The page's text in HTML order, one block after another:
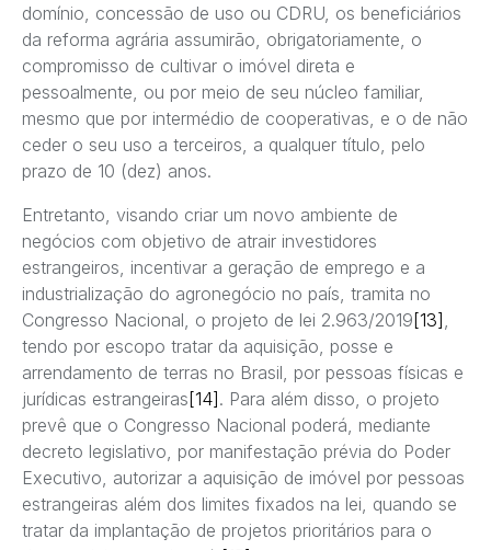
domínio, concessão de uso ou CDRU, os beneficiários
da reforma agrária assumirão, obrigatoriamente, o
compromisso de cultivar o imóvel direta e
pessoalmente, ou por meio de seu núcleo familiar,
mesmo que por intermédio de cooperativas, e o de não
ceder o seu uso a terceiros, a qualquer título, pelo
prazo de 10 (dez) anos.
Entretanto, visando criar um novo ambiente de
negócios com objetivo de atrair investidores
estrangeiros, incentivar a geração de emprego e a
industrialização do agronegócio no país, tramita no
Congresso Nacional, o projeto de lei 2.963/2019[13]
tendo por escopo tratar da aquisição, posse e
arrendamento de terras no Brasil, por pessoas físicas e
jurídicas estrangeiras[14]. Para além disso, o projeto
prevê que o Congresso Nacional poderá, mediante
decreto legislativo, por manifestação prévia do Poder
Executivo, autorizar a aquisição de imóvel por pessoas
estrangeiras além dos limites fixados na lei, quando se
tratar da implantação de projetos prioritários para o